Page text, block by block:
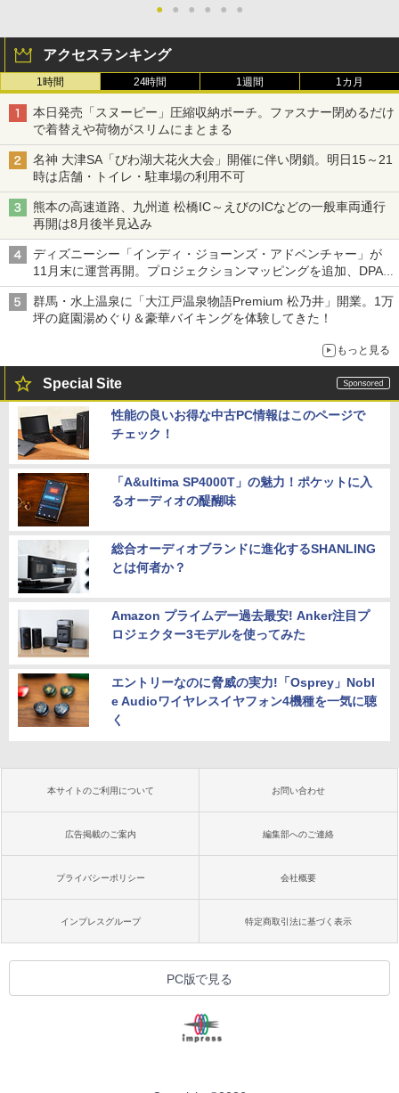
● ● ● ● ● ●
アクセスランキング
1時間 24時間 1週間 1カ月
本日発売「スヌーピー」圧縮収納ポーチ。ファスナー閉めるだけ
で着替えや荷物がスリムにまとまる
名神 大津SA「びわ湖大花火大会」開催に伴い閉鎖。明日15～21
時は店舗・トイレ・駐車場の利用不可
熊本の高速道路、九州道 松橋IC～えびのICなどの一般車両通行
再開は8月後半見込み
ディズニーシー「インディ・ジョーンズ・アドベンチャー」が
11月末に運営再開。プロジェクションマッピングを追加、DPA
は1500円
群馬・水上温泉に「大江戸温泉物語Premium 松乃井」開業。1万
坪の庭園湯めぐり＆豪華バイキングを体験してきた！
もっと見る
Special Site
性能の良いお得な中古PC情報はこのページで
チェック！
「A&ultima SP4000T」の魅力！ポケットに入
るオーディオの醍醐味
総合オーディオブランドに進化するSHANLING
とは何者か？
Amazon プライムデー過去最安! Anker注目プ
ロジェクター3モデルを使ってみた
エントリーなのに脅威の実力!「Osprey」Nobl
e Audioワイヤレスイヤフォン4機種を一気に聴
く
本サイトのご利用について お問い合わせ
広告掲載のご案内 編集部へのご連絡
プライバシーポリシー 会社概要
インプレスグループ 特定商取引法に基づく表示
PC版で見る